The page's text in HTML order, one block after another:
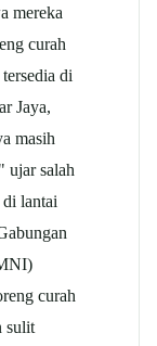
mereka
curah
di
Jaya,
masih
ujar salah
di lantai
curah
sulit